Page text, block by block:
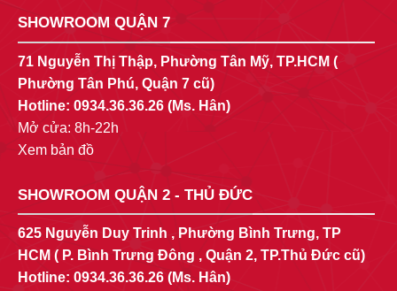
SHOWROOM QUẬN 7
71 Nguyễn Thị Thập, Phường Tân Mỹ, TP.HCM (
Phường Tân Phú, Quận 7 cũ)
Hotline: 0934.36.36.26 (Ms. Hân)
Mở cửa: 8h-22h
Xem bản đồ
SHOWROOM QUẬN 2 - THỦ ĐỨC
625 Nguyễn Duy Trinh , Phường Bình Trưng, TP
HCM ( P. Bình Trưng Đông , Quận 2, TP.Thủ Đức cũ)
Hotline: 0934.36.36.26 (Ms. Hân)